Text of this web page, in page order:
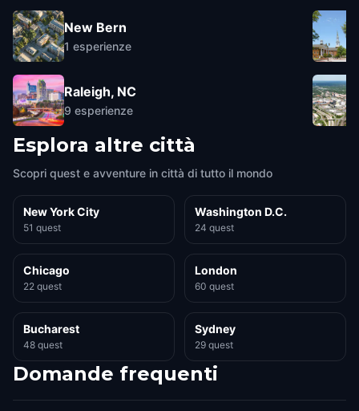
New Bern
1 esperienze
Raleigh, NC
9 esperienze
Esplora altre città
Scopri quest e avventure in città di tutto il mondo
New York City
51 quest
Washington D.C.
24 quest
Chicago
22 quest
London
60 quest
Bucharest
48 quest
Sydney
29 quest
Domande frequenti